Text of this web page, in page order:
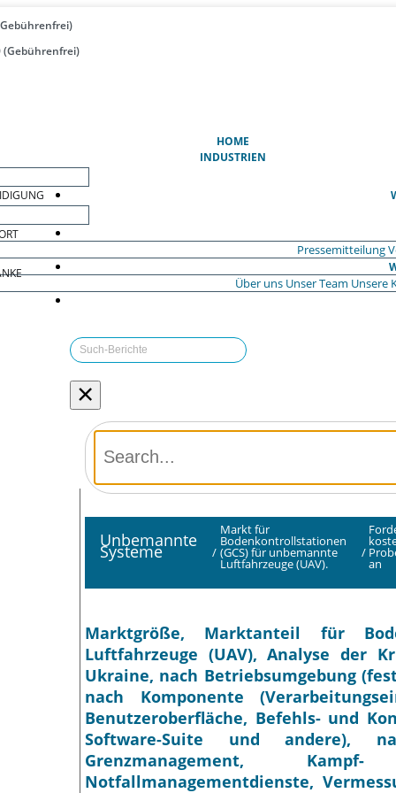
(Gebührenfrei)
HOME
INDUSTRIEN
Pressemitteilung
Über uns Unser Team Unsere
×
Unbemannte
Systeme /
Markt für
Bodenkontrollstationen
(GCS) für unbemannte
Luftfahrzeuge (UAV).
/
an
Marktgröße, Marktanteil für
Luftfahrzeuge (UAV), Analyse der
Ukraine, nach Betriebsumgebung
nach Komponente
Benutzeroberfläche, Befehls- und
Software-Suite und andere),
Grenzmanagement,
Notfallmanagementdienste,